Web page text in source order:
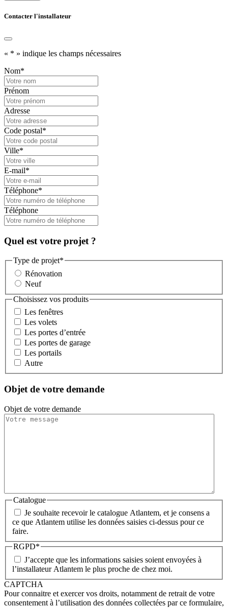
Contacter l'installateur
« * » indique les champs nécessaires
Nom*
Prénom
Adresse
Code postal*
Ville*
E-mail*
Téléphone*
Téléphone
Quel est votre projet ?
Type de projet*
Rénovation
Neuf
Choisissez vos produits
Les fenêtres
Les volets
Les portes d’entrée
Les portes de garage
Les portails
Autre
Objet de votre demande
Objet de votre demande
Catalogue
Je souhaite recevoir le catalogue Atlantem, et je consens a
ce que Atlantem utilise les données saisies ci-dessus pour ce
faire.
RGPD*
J’accepte que les informations saisies soient envoyées à
l’installateur Atlantem le plus proche de chez moi.
CAPTCHA
Pour connaitre et exercer vos droits, notamment de retrait de votre
consentement à l’utilisation des données collectées par ce formulaire,